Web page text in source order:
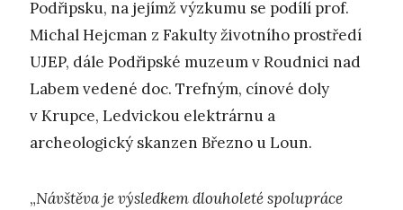
Podřipsku, na jejímž výzkumu se podílí prof.
Michal Hejcman z Fakulty životního prostředí
UJEP, dále Podřipské muzeum v Roudnici nad
Labem vedené doc. Trefným, cínové doly
v Krupce, Ledvickou elektrárnu a
archeologický skanzen Březno u Loun.
„Návštěva je výsledkem dlouholeté spolupráce